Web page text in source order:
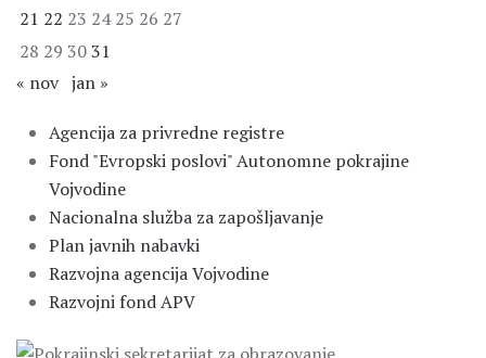
21 22 23 24 25 26 27
28 29 3031
« nov jan »
Agencija za privredne registre
Fond "Evropski poslovi" Autonomne pokrajine
Vojvodine
Nacionalna služba za zapošljavanje
Plan javnih nabavki
Razvojna agencija Vojvodine
Razvojni fond APV